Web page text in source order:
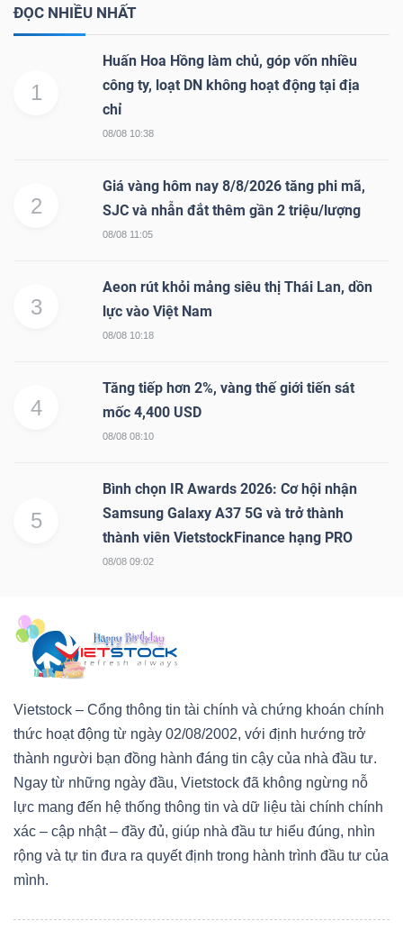
ĐỌC NHIỀU NHẤT
1
Huấn Hoa Hồng làm chủ, góp vốn nhiều
công ty, loạt DN không hoạt động tại địa
chỉ
08/08 10:38
2
Giá vàng hôm nay 8/8/2026 tăng phi mã,
SJC và nhẫn đắt thêm gần 2 triệu/lượng
08/08 11:05
3
Aeon rút khỏi mảng siêu thị Thái Lan, dồn
lực vào Việt Nam
08/08 10:18
4
Tăng tiếp hơn 2%, vàng thế giới tiến sát
mốc 4,400 USD
08/08 08:10
5
Bình chọn IR Awards 2026: Cơ hội nhận
Samsung Galaxy A37 5G và trở thành
thành viên VietstockFinance hạng PRO
08/08 09:02
Vietstock – Cổng thông tin tài chính và chứng khoán chính
thức hoạt động từ ngày 02/08/2002, với định hướng trở
thành người bạn đồng hành đáng tin cậy của nhà đầu tư.
Ngay từ những ngày đầu, Vietstock đã không ngừng nỗ
lực mang đến hệ thống thông tin và dữ liệu tài chính chính
xác – cập nhật – đầy đủ, giúp nhà đầu tư hiểu đúng, nhìn
rộng và tự tin đưa ra quyết định trong hành trình đầu tư của
mình.